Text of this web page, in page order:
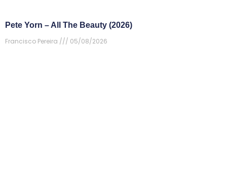
Pete Yorn – All The Beauty (2026)
Francisco Pereira
05/08/2026